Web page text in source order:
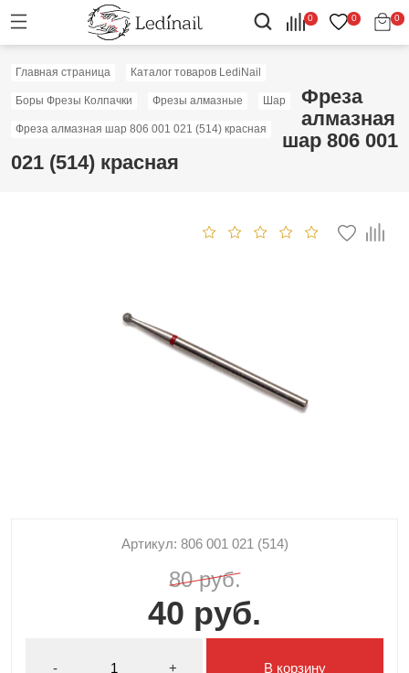
0 0 0
Главная страница Каталог товаров LediNail
Боры Фрезы Колпачки Фрезы алмазные Шар
Фреза алмазная шар 806 001 021 (514) красная
Фреза
алмазная
шар 806 001
021 (514) красная
Артикул: 806 001 021 (514)
80 руб.
40 руб.
- + В корзину